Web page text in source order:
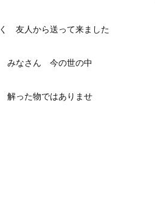
友人から送って来ました
みなさん 今の世の中
解った物ではありませ